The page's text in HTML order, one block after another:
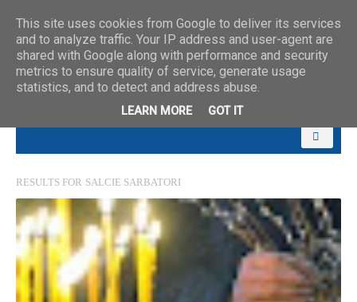
RESULTS FOR SALCIE SARBATORI
This site uses cookies from Google to deliver its services
and to analyze traffic. Your IP address and user-agent are
shared with Google along with performance and security
metrics to ensure quality of service, generate usage
statistics, and to detect and address abuse.
LEARN MORE GOT IT